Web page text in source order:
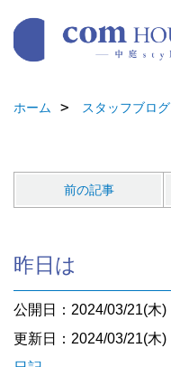
ホーム スタッフブログ
前の記事
昨日は
公開日：2024/03/21(木)
更新日：2024/03/21(木)